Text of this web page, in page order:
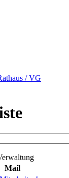
/ VG
Mail